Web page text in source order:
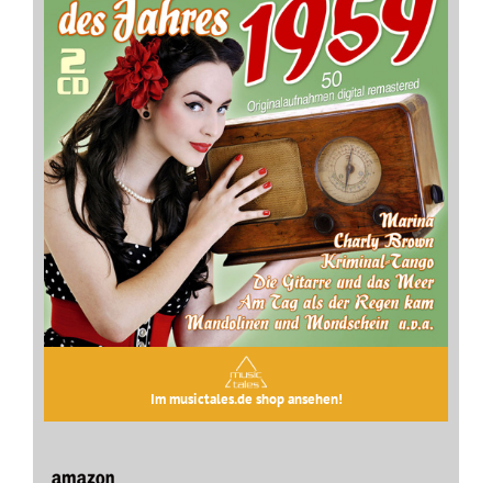
Im musictales.de shop ansehen!